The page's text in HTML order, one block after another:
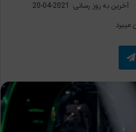
آخرین به روز رسانی: 2021-04-20
تلگرام